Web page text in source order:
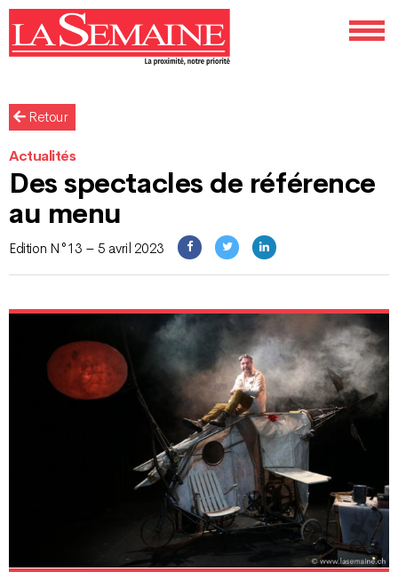
Retour
Actualités
Des spectacles de référence
au menu
Edition N°13 – 5 avril 2023